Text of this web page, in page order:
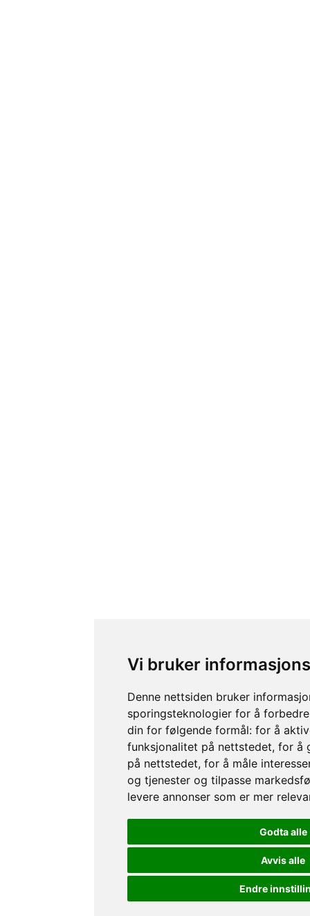
Vi bruker
Denne nettsiden bruker
sporingsteknologier for å
din for følgende formål:for å
funksjonalitet på nettstedet,for å
på nettstedet,for å måle
og tjenester og tilpasse
levere annonser som er mer
Godta alle
Avvis alle
Endre